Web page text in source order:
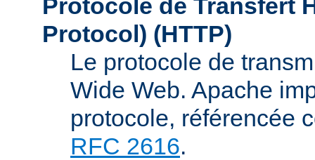
Protocole de Transfert
Protocol) (HTTP)
Le protocole de
Wide Web. Apache
protocole, référencée
RFC 2616.